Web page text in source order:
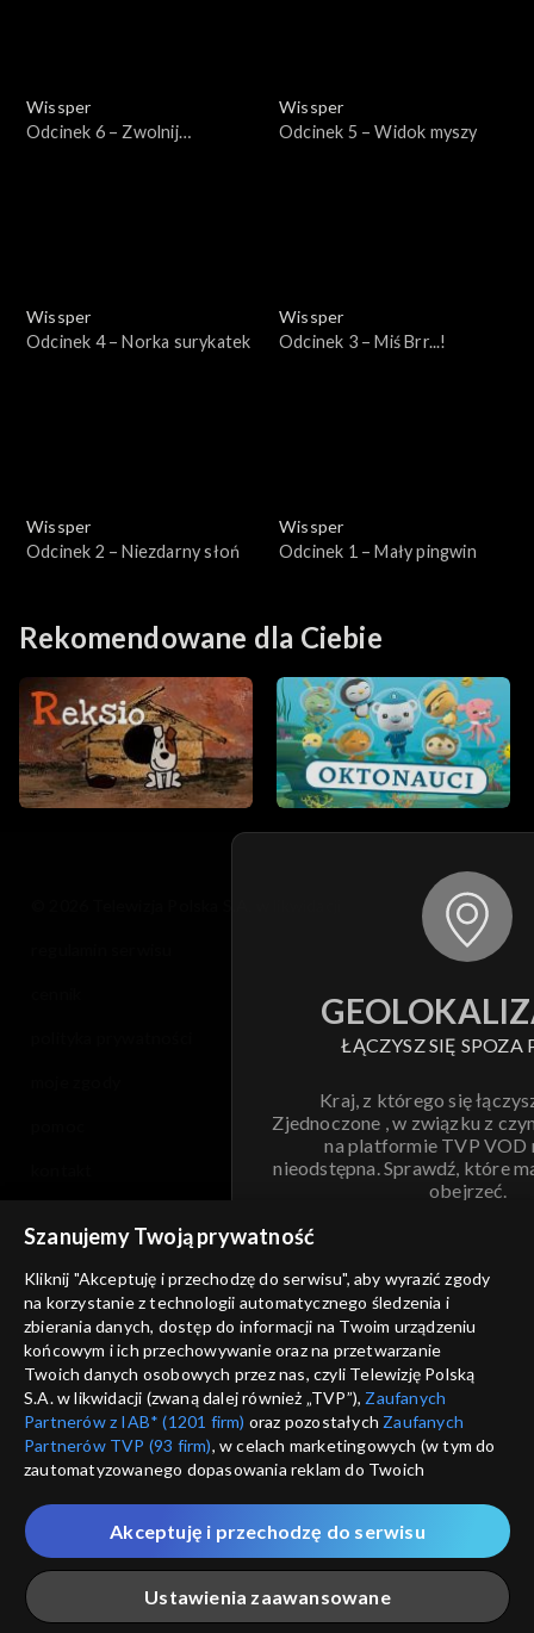
Wissper
Odcinek 6 – Zwolnij
Wissper
Odcinek 5 – Widok myszy
Wissper
Odcinek 4 – Norka surykatek
Wissper
Odcinek 3 – Miś Brr...!
Wissper
Odcinek 2 – Niezdarny słoń
Wissper
Odcinek 1 – Mały pingwin
Rekomendowane dla Ciebie
ŁĄCZYSZ SIĘ SPOZA
Kraj, z którego się
Zjednoczone , w związku z
na platformie TVP VOD
nieodstępna. Sprawdź, które
obejrzeć.
ANULUJ
informacje o dostawcy usług
Szanujemy Twoją prywatność
Kliknij "Akceptuję i przechodzę do serwisu", aby wyrazić zgody
na korzystanie z technologii automatycznego śledzenia i
zbierania danych, dostęp do informacji na Twoim urządzeniu
końcowym i ich przechowywanie oraz na przetwarzanie
Twoich danych osobowych przez nas, czyli Telewizję Polską
S.A. w likwidacji (zwaną dalej również „TVP”), Zaufanych
Partnerów z IAB* (1201 firm) oraz pozostałych Zaufanych
Partnerów TVP (93 firm), w celach marketingowych (w tym do
zautomatyzowanego dopasowania reklam do Twoich
które wskazujemy poniżej, a także zgody na udostępnianie
przez nas identyfikatora PPID do Google.
Twoje dane osobowe zbierane podczas odwiedzania przez
Ciebie naszych
poszczególnych serwisówzwanych dalej
„Portalem”, w tym informacje zapisywane za pomocą
Ustawienia zaawansowane
Akceptuję i przechodzę do serwisu